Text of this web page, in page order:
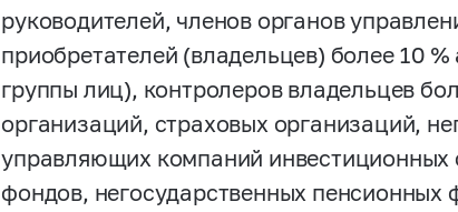
руководителей, членов органов
приобретателей (владельцев) более 10
группы лиц), контролеров владельцев
организаций, страховых организаций,
управляющих компаний
фондов, негосударственных